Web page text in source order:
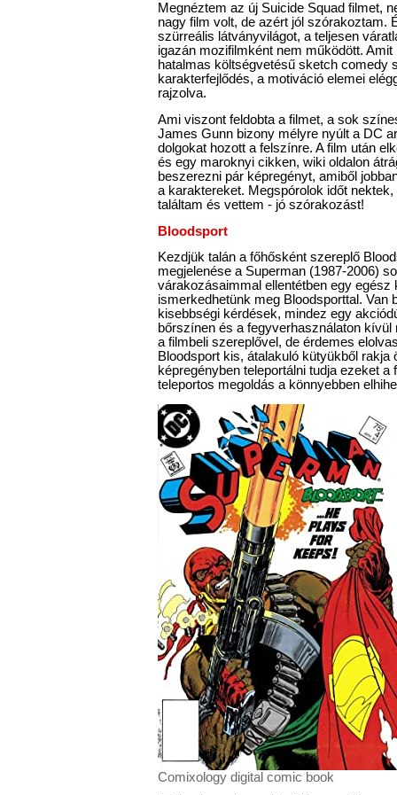
Megnéztem az új Suicide Squad filmet,
nagy film volt, de azért jól szórakoztam.
szürreális látványvilágot, a teljesen
igazán mozifilmként nem működött.
hatalmas költségvetésű sketch comedy
karakterfejlődés, a motiváció elemei
rajzolva.
Ami viszont feldobta a filmet, a sok
James Gunn bizony mélyre nyúlt a DC
dolgokat hozott a felszínre. A film után
és egy maroknyi cikken, wiki oldalon
beszerezni pár képregényt, amiből
a karaktereket. Megspórolok időt
találtam és vettem - jó szórakozást!
Bloodsport
Kezdjük talán a főhősként szereplő
megjelenése a Superman (1987-2006)
várakozásaimmal ellentétben egy egész
ismerkedhetünk meg Bloodsporttal. Van
kisebbségi kérdések, mindez egy
bőrszínen és a fegyverhasználaton
a filmbeli szereplővel, de érdemes
Bloodsport kis, átalakuló kütyükből
képregényben teleportálni tudja ezeket
teleportos megoldás a könnyebben
Comixology digital comic book